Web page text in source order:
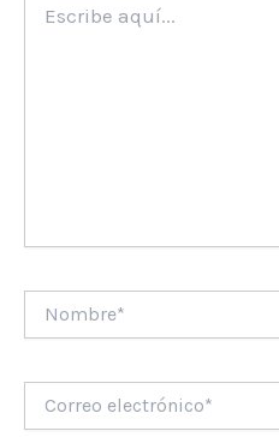
aquí...
electrónico*